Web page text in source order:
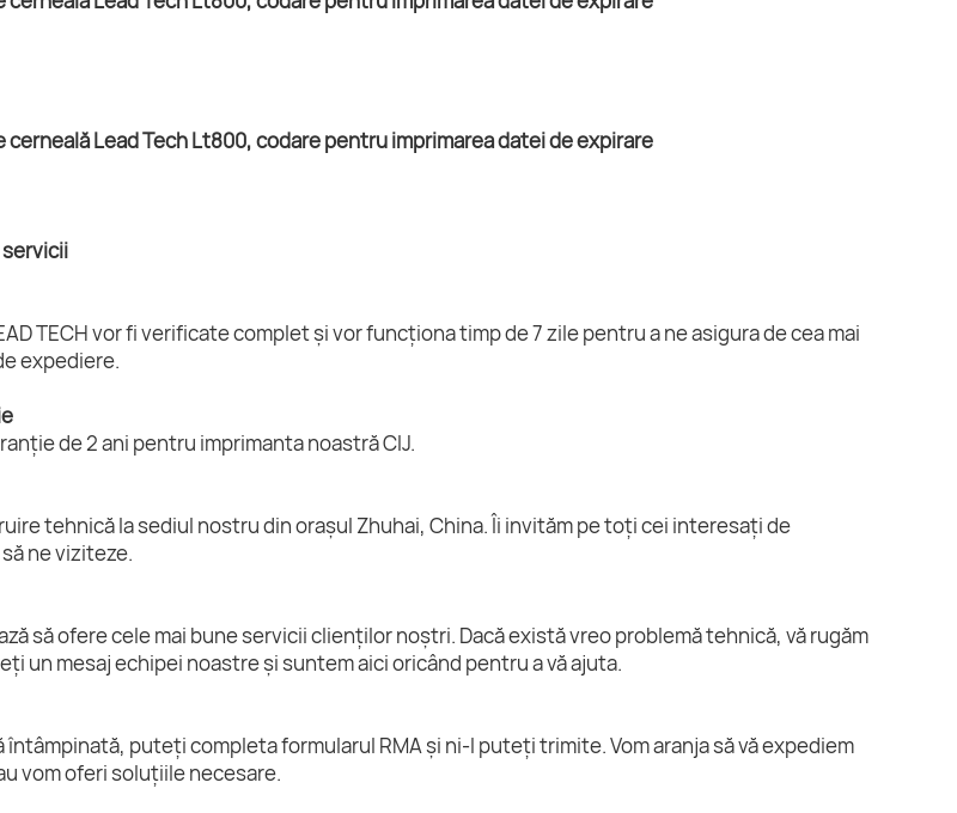
TECH vor fi verificate complet și vor funcționa timp de 7 zile pentru a ne asigura de cea mai
expediere.
de 2 ani pentru imprimanta noastră CIJ.
tehnică la sediul nostru din orașul Zhuhai, China. Îi invităm pe toți cei interesați de
ne viziteze.
să ofere cele mai bune servicii clienților noștri. Dacă există vreo problemă tehnică, vă rugăm
un mesaj echipei noastre și suntem aici oricând pentru a vă ajuta.
întâmpinată, puteți completa formularul RMA și ni-l puteți trimite. Vom aranja să vă expediem
vom oferi soluțiile necesare.